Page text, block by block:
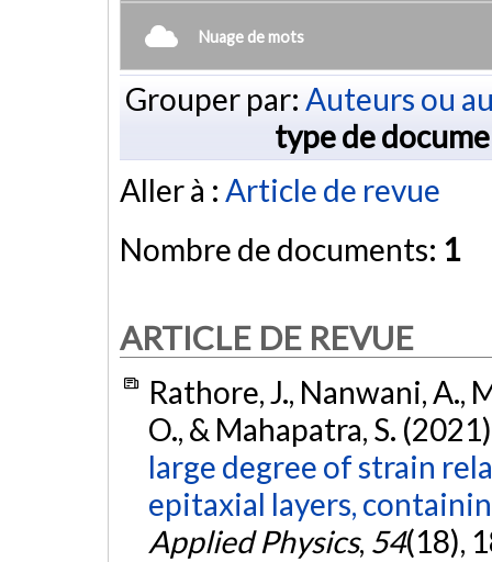
Nuage de mots
Grouper par: Auteurs ou
type de
Aller à : Article de revue
Nombre de documents: 1
ARTICLE DE REVUE
Rathore, J., Nanwani, A.,
O., & Mahapatra, S.
large degree of strain
epitaxial layers,
Applied Physics, 54(18),